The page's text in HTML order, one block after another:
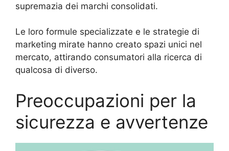
supremazia dei marchi consolidati.
Le loro formule specializzate e le strategie di
marketing mirate hanno creato spazi unici nel
mercato, attirando consumatori alla ricerca di
qualcosa di diverso.
Preoccupazioni per la
sicurezza e avvertenze